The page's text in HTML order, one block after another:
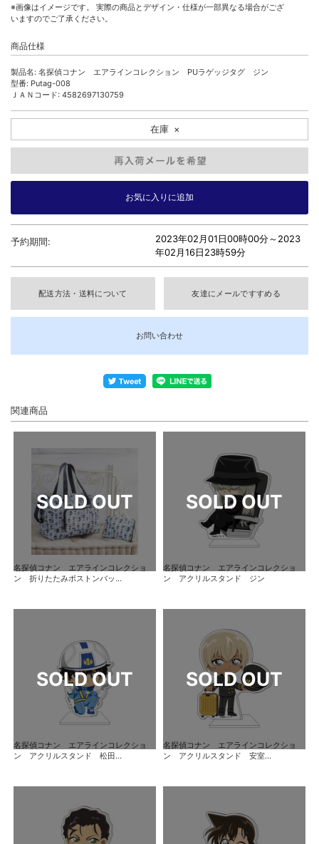
※画像はイメージです。 実際の商品とデザイン・仕様が一部異なる場合がござ
いますのでご了承ください。
商品仕様
製品名: 名探偵コナン エアラインコレクション PUラゲッジタグ ジン
型番: Putag-008
ＪＡＮコード: 4582697130759
在庫 ×
予約期間: 2023年02月01日00時00分～2023
年02月16日23時59分
配送方法・送料について 友達にメールですすめる
お問い合わせ
関連商品
名探偵コナン エアラインコレクショ
ン 折りたたみボストンバッ...
名探偵コナン エアラインコレクショ
ン アクリルスタンド ジン
名探偵コナン エアラインコレクショ
ン アクリルスタンド 松田...
名探偵コナン エアラインコレクショ
ン アクリルスタンド 安室...